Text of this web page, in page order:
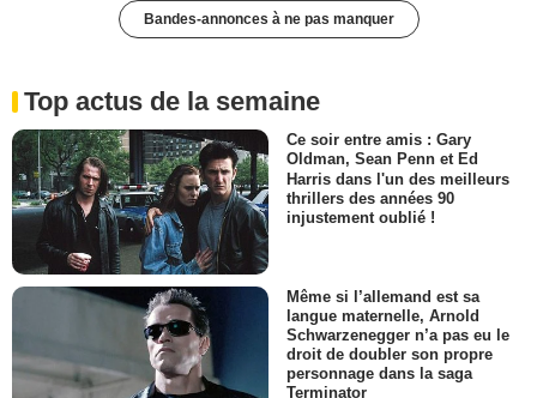
Bandes-annonces à ne pas manquer
Top actus de la semaine
Ce soir entre amis : Gary
Oldman, Sean Penn et Ed
Harris dans l'un des meilleurs
thrillers des années 90
injustement oublié !
Même si l’allemand est sa
langue maternelle, Arnold
Schwarzenegger n’a pas eu le
droit de doubler son propre
personnage dans la saga
Terminator